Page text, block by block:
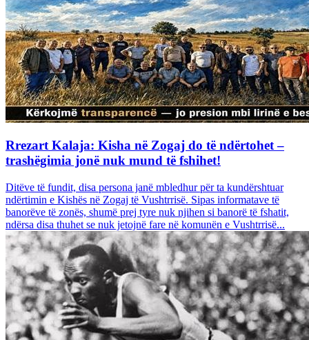
Rrezart Kalaja: Kisha në Zogaj do të ndërtohet –
trashëgimia jonë nuk mund të fshihet!
Ditëve të fundit, disa persona janë mbledhur për ta kundërshtuar
ndërtimin e Kishës në Zogaj të Vushtrrisë. Sipas informatave të
banorëve të zonës, shumë prej tyre nuk njihen si banorë të fshatit,
ndërsa disa thuhet se nuk jetojnë fare në komunën e Vushtrrisë...